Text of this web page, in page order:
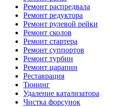
Ремонт распредвала
Ремонт редуктора
Ремонт рулевой рейки
Ремонт сколов
Ремонт стартера
Ремонт суппортов
Ремонт турбин
Ремонт царапин
Реставрация
Тюнинг
Удаление катализатора
Чистка форсунок